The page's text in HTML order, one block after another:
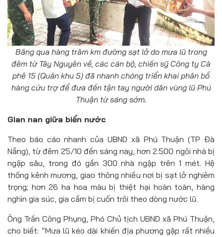
Băng qua hàng trăm km đường sạt lở do mưa lũ trong
đêm từ Tây Nguyên về, các cán bộ, chiến sỹ Công ty Cà
phê 15 (Quân khu 5) đã nhanh chóng triển khai phân bổ
hàng cứu trợ để đưa đến tận tay người dân vùng lũ Phú
Thuận từ sáng sớm.
Gian nan giữa biển nước
Theo báo cáo nhanh của UBND xã Phú Thuận (TP Đà
Nẵng), từ đêm 25/10 đến sáng nay, hơn 2.500 ngôi nhà bị
ngập sâu, trong đó gần 300 nhà ngập trên 1 mét. Hệ
thống kênh mương, giao thông nhiều nơi bị sạt lở nghiêm
trọng; hơn 26 ha hoa màu bị thiệt hại hoàn toàn, hàng
nghìn gia súc, gia cầm bị cuốn trôi theo dòng nước lũ.
Ông Trần Công Phụng, Phó Chủ tịch UBND xã Phú Thuận,
cho biết: “Mưa lũ kéo dài khiến địa phương gặp rất nhiều